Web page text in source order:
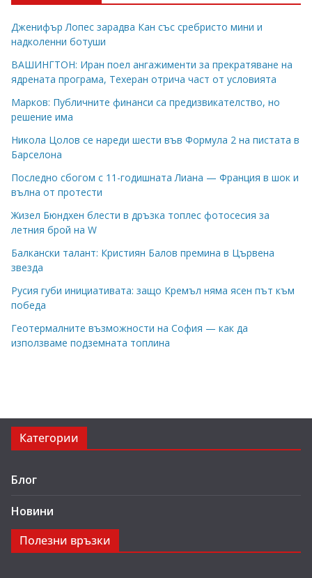
Дженифър Лопес зарадва Кан със сребристо мини и
надколенни ботуши
ВАШИНГТОН: Иран поел ангажименти за прекратяване на
ядрената програма, Техеран отрича част от условията
Марков: Публичните финанси са предизвикателство, но
решение има
Никола Цолов се нареди шести във Формула 2 на пистата в
Барселона
Последно сбогом с 11-годишната Лиана — Франция в шок и
вълна от протести
Жизел Бюндхен блести в дръзка топлес фотосесия за
летния брой на W
Балкански талант: Кристиян Балов премина в Цървена
звезда
Русия губи инициативата: защо Кремъл няма ясен път към
победа
Геотермалните възможности на София — как да
използваме подземната топлина
Категории
Блог
Новини
Полезни връзки